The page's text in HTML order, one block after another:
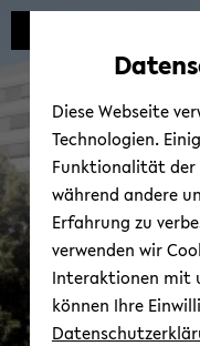
Diese Webseite
Technologien.
Funktionalität der
während andere
Erfahrung zu
verwenden wir
Interaktionen mit
können Ihre